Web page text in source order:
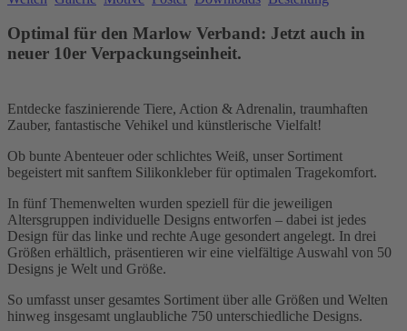
Optimal für den Marlow Verband: Jetzt auch in
neuer 10er Verpackungseinheit.
Entdecke faszinierende Tiere, Action & Adrenalin, traumhaften
Zauber, fantastische Vehikel und künstlerische Vielfalt!
Ob bunte Abenteuer oder schlichtes Weiß, unser Sortiment
begeistert mit sanftem Silikonkleber für optimalen Tragekomfort.
In fünf Themenwelten wurden speziell für die jeweiligen
Altersgruppen individuelle Designs entworfen – dabei ist jedes
Design für das linke und rechte Auge gesondert angelegt. In drei
Größen erhältlich, präsentieren wir eine vielfältige Auswahl von 50
Designs je Welt und Größe.
So umfasst unser gesamtes Sortiment über alle Größen und Welten
hinweg insgesamt unglaubliche 750 unterschiedliche Designs.